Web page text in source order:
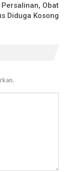
Obat
Diduga Kosong